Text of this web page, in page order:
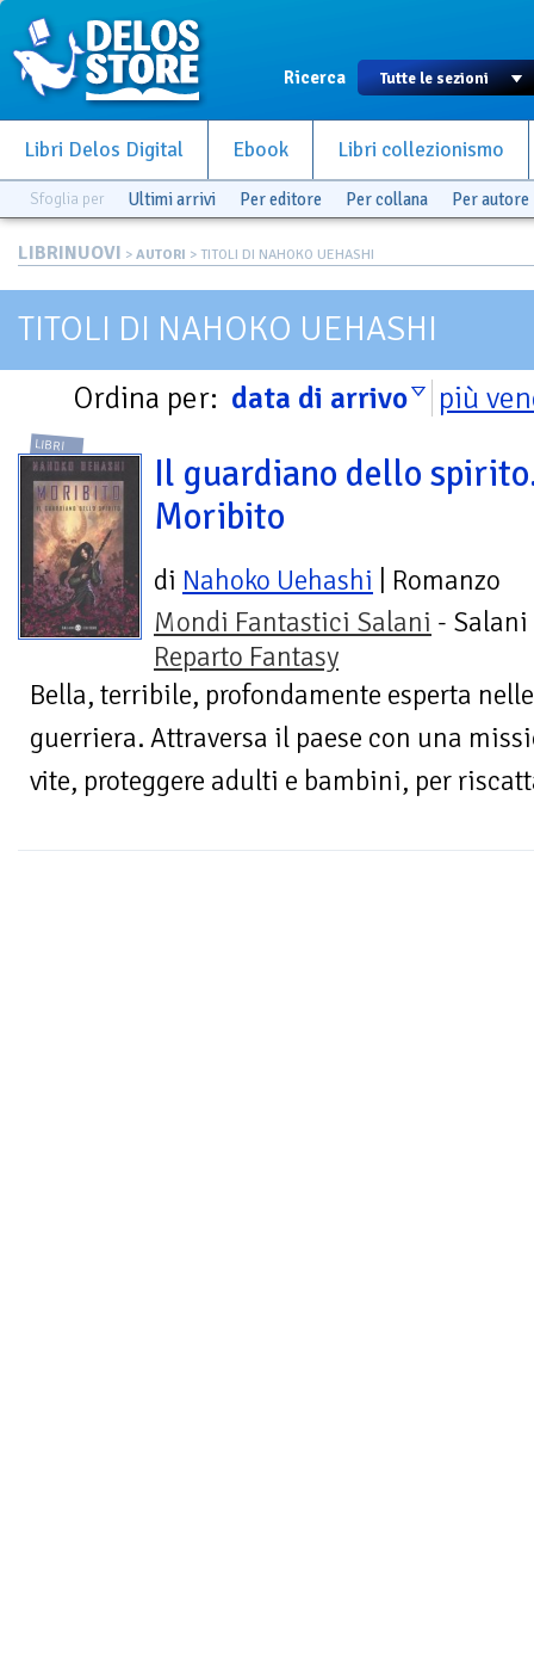
Ricerca
Libri Delos Digital Ebook Libri collezionismo
Sfoglia per Ultimi arrivi Per editore Per collana Per autore
LIBRINUOVI > AUTORI > TITOLI DI NAHOKO UEHASHI
TITOLI DI NAHOKO UEHASHI
Ordina per: data di arrivo più
LIBRI
Il guardiano dello
Moribito
di Nahoko Uehashi | Romanzo
Mondi Fantastici Salani - Salani
Reparto Fantasy
Bella, terribile, profondamente esperta
guerriera. Attraversa il paese con una
vite, proteggere adulti e bambini, per